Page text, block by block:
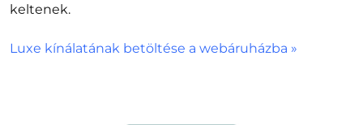
keltenek.
Luxe kínálatának betöltése a webáruházba »